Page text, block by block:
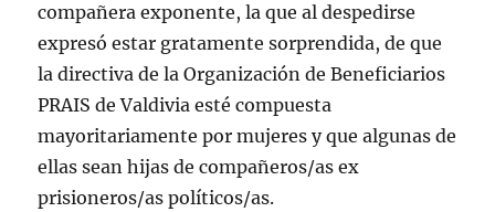
compañera exponente, la que al despedirse
expresó estar gratamente sorprendida, de que
la directiva de la Organización de Beneficiarios
PRAIS de Valdivia esté compuesta
mayoritariamente por mujeres y que algunas de
ellas sean hijas de compañeros/as ex
prisioneros/as políticos/as.